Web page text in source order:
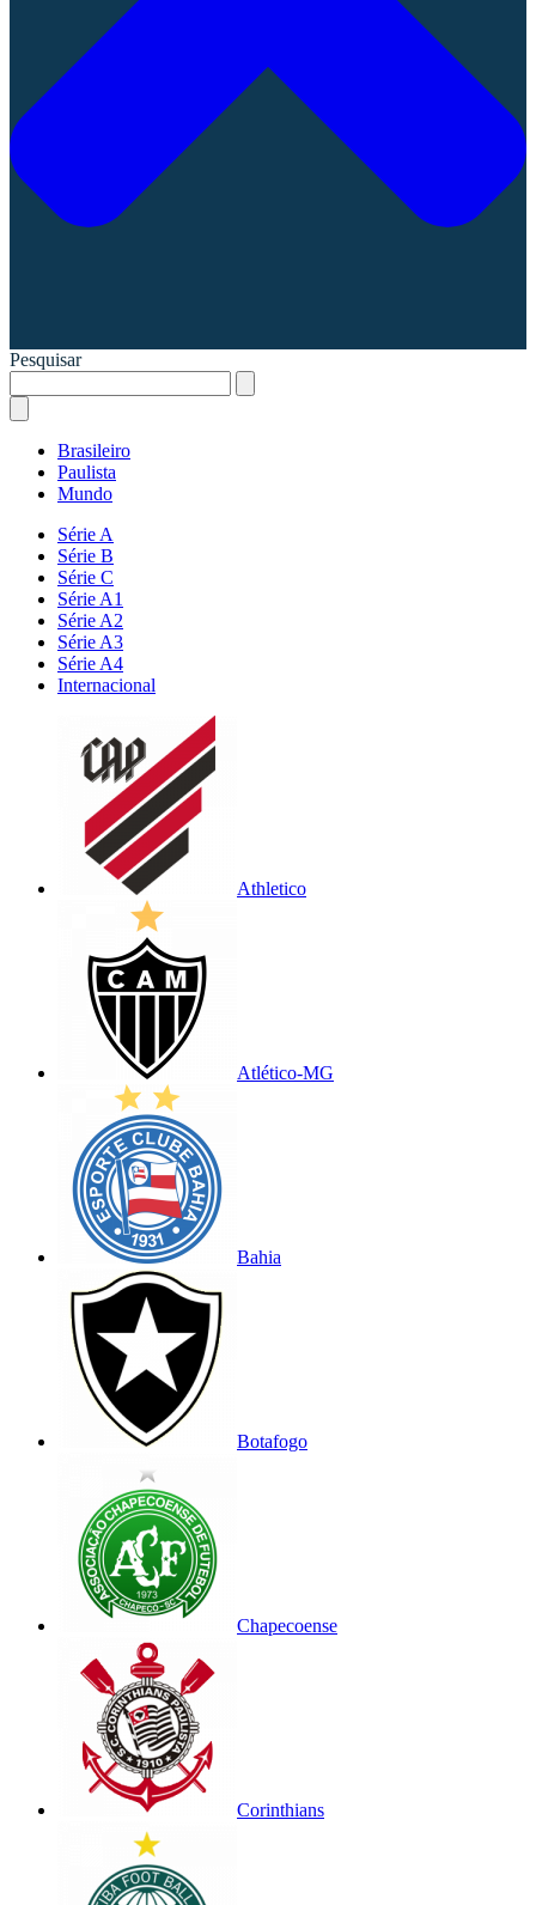
Pesquisar
Brasileiro
Paulista
Mundo
Série A
Série B
Série C
Série A1
Série A2
Série A3
Série A4
Internacional
Athletico
Atlético-MG
Bahia
Botafogo
Chapecoense
Corinthians